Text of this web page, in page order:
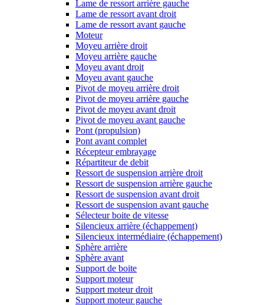
Lame de ressort arrière gauche
Lame de ressort avant droit
Lame de ressort avant gauche
Moteur
Moyeu arrière droit
Moyeu arrière gauche
Moyeu avant droit
Moyeu avant gauche
Pivot de moyeu arrière droit
Pivot de moyeu arrière gauche
Pivot de moyeu avant droit
Pivot de moyeu avant gauche
Pont (propulsion)
Pont avant complet
Récepteur embrayage
Répartiteur de debit
Ressort de suspension arrière droit
Ressort de suspension arrière gauche
Ressort de suspension avant droit
Ressort de suspension avant gauche
Sélecteur boite de vitesse
Silencieux arrière (échappement)
Silencieux intermédiaire (échappement)
Sphère arrière
Sphère avant
Support de boite
Support moteur
Support moteur droit
Support moteur gauche